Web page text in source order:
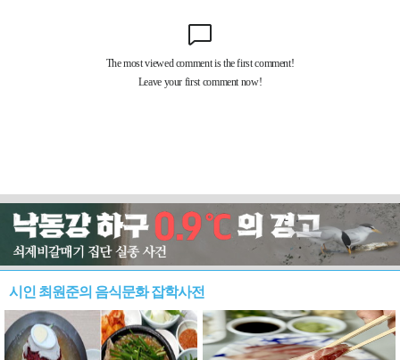
시인 최원준의 음식문화 잡학사전